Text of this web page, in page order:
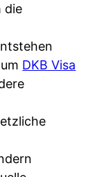
die
DKB Visa